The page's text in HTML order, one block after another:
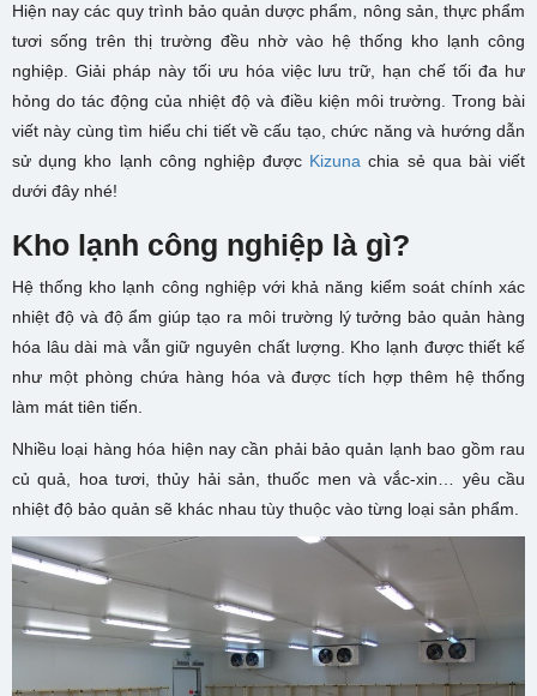
Hiện nay các quy trình bảo quản dược phẩm, nông sản, thực phẩm
tươi sống trên thị trường đều nhờ vào hệ thống kho lạnh công
nghiệp. Giải pháp này tối ưu hóa việc lưu trữ, hạn chế tối đa hư
hỏng do tác động của nhiệt độ và điều kiện môi trường. Trong bài
viết này cùng tìm hiểu chi tiết về cấu tạo, chức năng và hướng dẫn
sử dụng kho lạnh công nghiệp được Kizuna chia sẻ qua bài viết
dưới đây nhé!
Kho lạnh công nghiệp là gì?
Hệ thống kho lạnh công nghiệp với khả năng kiểm soát chính xác
nhiệt độ và độ ẩm giúp tạo ra môi trường lý tưởng bảo quản hàng
hóa lâu dài mà vẫn giữ nguyên chất lượng. Kho lạnh được thiết kế
như một phòng chứa hàng hóa và được tích hợp thêm hệ thống
làm mát tiên tiến.
Nhiều loại hàng hóa hiện nay cần phải bảo quản lạnh bao gồm rau
củ quả, hoa tươi, thủy hải sản, thuốc men và vắc-xin… yêu cầu
nhiệt độ bảo quản sẽ khác nhau tùy thuộc vào từng loại sản phẩm.